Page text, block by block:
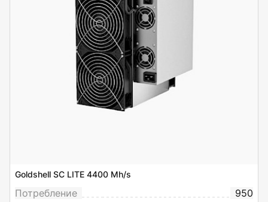
Goldshell SC LITE 4400 Mh/s
Потребление
950